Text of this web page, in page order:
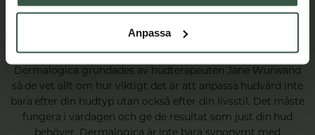
Anpassa
Dermalogica grundades av hudterapeuten Jane Wurwand
så de vet allt om hur viktigt det är att anpassa hudvård inte
bara efter din hudtyp utan också efter din livsstil. Det måste
fungera i vardagen och ge de resultat som just din hud
behöver. Dermalogica är inte bara synonymt med